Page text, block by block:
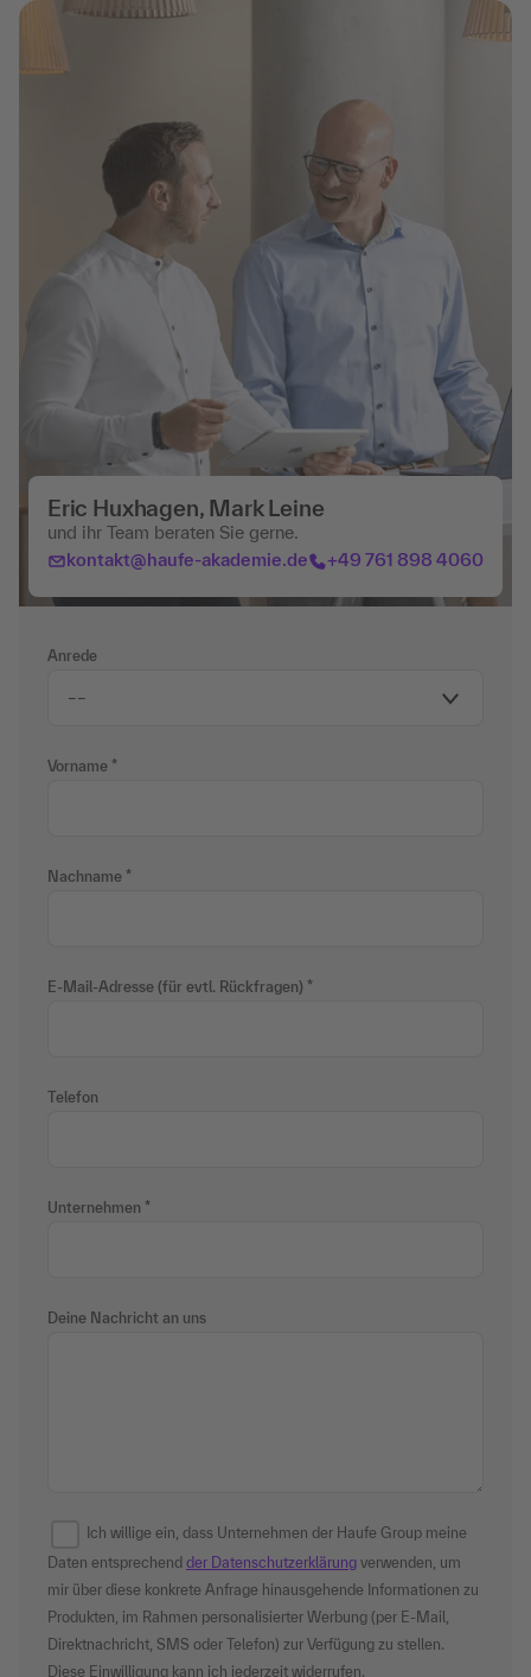
Anrede
Vorname
Nachname
E-Mail-Adresse (für evtl. Rückfragen)
Telefon
Unternehmen
Deine Nachricht an uns
Ich willige ein, dass Unternehmen der Haufe Group meine
Daten entsprechend der Datenschutzerklärung verwenden, um
mir über diese konkrete Anfrage hinausgehende Informationen zu
Produkten, im Rahmen personalisierter Werbung (per E-Mail,
Direktnachricht, SMS oder Telefon) zur Verfügung zu stellen.
Diese Einwilligung kann ich jederzeit widerrufen.
Eric Huxhagen, Mark Leine
und ihr Team beraten Sie gerne.
kontakt@haufe-akademie.de
+49 761 898 4060